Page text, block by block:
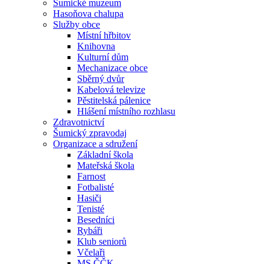
Šumické muzeum
Hasoňova chalupa
Služby obce
Místní hřbitov
Knihovna
Kulturní dům
Mechanizace obce
Sběrný dvůr
Kabelová televize
Pěstitelská pálenice
Hlášení místního rozhlasu
Zdravotnictví
Šumický zpravodaj
Organizace a sdružení
Základní škola
Mateřská škola
Farnost
Fotbalisté
Hasiči
Tenisté
Besedníci
Rybáři
Klub seniorů
Včelaři